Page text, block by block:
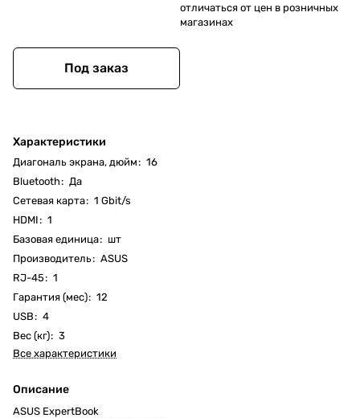
Под заказ
Характеристики
Диагональ экрана, дюйм: 16
Bluetooth: Да
Cетевая карта: 1 Gbit/s
HDMI: 1
Базовая единица: шт
Производитель: ASUS
RJ-45: 1
Гарантия (мес): 12
USB: 4
Вес (кг): 3
Все характеристики
Описание
ASUS ExpertBook
отличаться от цен в розничных
магазинах